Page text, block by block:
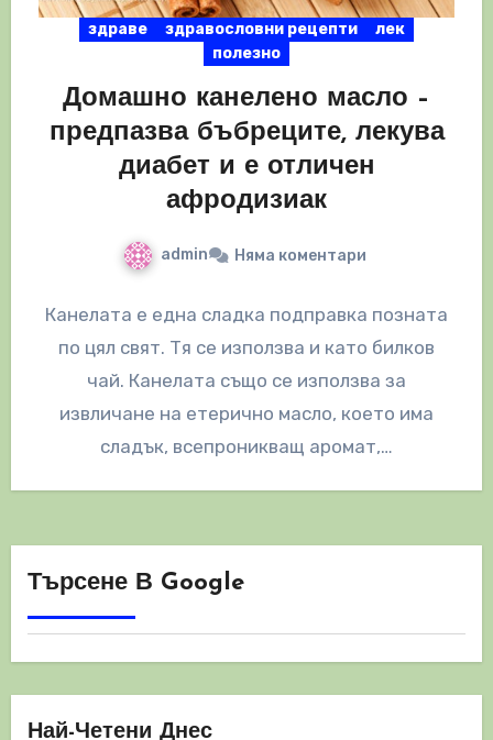
здраве здравословни рецепти
лек
полезно
Домашно канелено масло –
предпазва бъбреците, лекува
диабет и е отличен
афродизиак
admin Няма коментари
Канелата е една сладка подправка позната
по цял свят. Тя се използва и като билков
чай. Канелата също се използва за
извличане на етерично масло, което има
сладък, всепроникващ аромат,…
Търсене В Google
Най-Четени Днес